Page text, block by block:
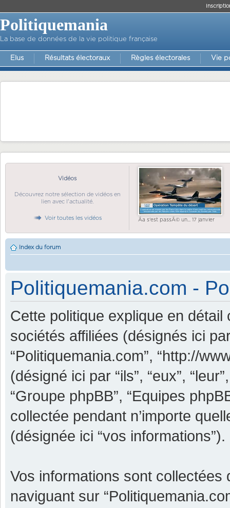
Politiquemania
La base de données de la vie politique française
Elus Résultats électoraux Règles électorales Vie
Vidéos
Découvrez notre sélection de vidéos en
lien avec l'actualité.
Voir toutes les vidéos Ãa s'est passÃ© un... 17 janvier
Index du forum
Politiquemania.com -
Cette politique explique en détail
sociétés affiliées (désignés ici par
“Politiquemania.com”, “http://
(désigné ici par “ils”, “eux”,
“Groupe phpBB”, “Equipes
collectée pendant n’importe
(désignée ici “vos informations”).
Vos informations sont
naviguant sur